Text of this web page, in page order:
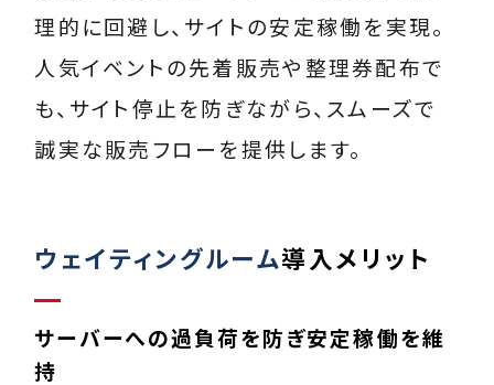
理的に回避し、サイトの安定稼働を実現。
人気イベントの先着販売や整理券配布で
も、サイト停止を防ぎながら、スムーズで
誠実な販売フローを提供します。
ウェイティングルーム導入メリット
サーバーへの過負荷を防ぎ安定稼働を維
持